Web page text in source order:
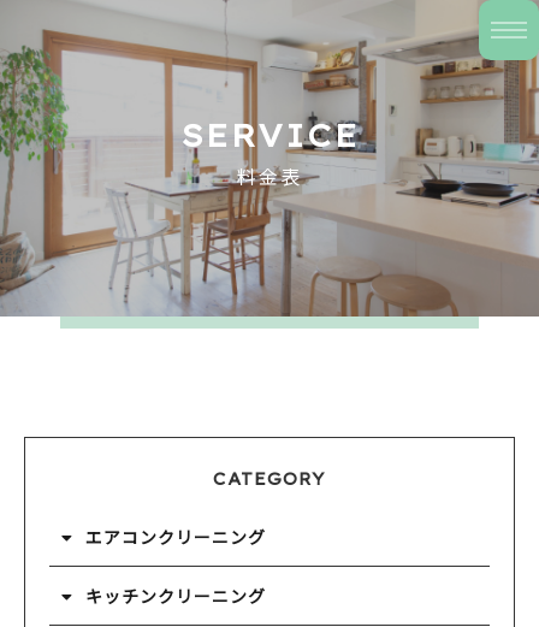
SERVICE
料金表
CATEGORY
エアコンクリーニング
キッチンクリーニング